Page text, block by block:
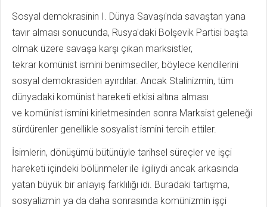
Sosyal demokrasinin I. Dünya Savaşı'nda savaştan yana
tavır alması sonucunda, Rusya'daki Bolşevik Partisi başta
olmak üzere savaşa karşı çıkan marksistler,
tekrar komünist ismini benimsediler, böylece kendilerini
sosyal demokrasiden ayırdılar. Ancak Stalinizmin, tüm
dünyadaki komünist hareketi etkisi altına alması
ve komünist ismini kirletmesinden sonra Marksist geleneği
sürdürenler genellikle sosyalist ismini tercih ettiler.
İsimlerin, dönüşümü bütünüyle tarihsel süreçler ve işçi
hareketi içindeki bölünmeler ile ilgiliydi ancak arkasında
yatan büyük bir anlayış farklılığı idi. Buradaki tartışma,
sosyalizmin ya da daha sonrasında komünizmin işçi